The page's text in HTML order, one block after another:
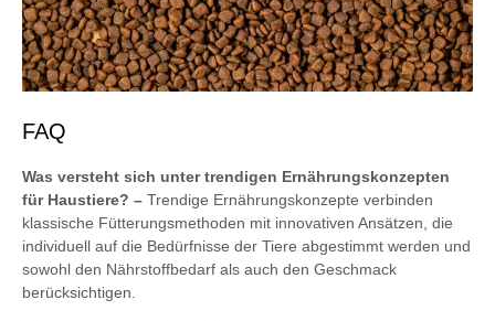
FAQ
Was versteht sich unter trendigen Ernährungskonzepten
für Haustiere? – Trendige Ernährungskonzepte verbinden
klassische Fütterungsmethoden mit innovativen Ansätzen, die
individuell auf die Bedürfnisse der Tiere abgestimmt werden und
sowohl den Nährstoffbedarf als auch den Geschmack
berücksichtigen.